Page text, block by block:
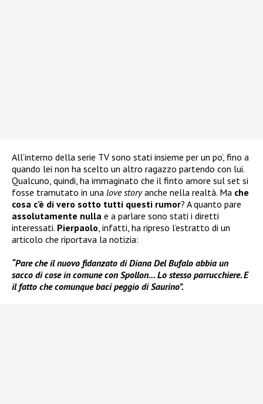
All’interno della serie TV sono stati insieme per un po’, fino a
quando lei non ha scelto un altro ragazzo partendo con lui.
Qualcuno, quindi, ha immaginato che il finto amore sul set si
fosse tramutato in una love storyanche nella realtà. Ma che
cosa c’è di vero sotto tutti questi rumor? A quanto pare
assolutamente nulla e a parlare sono stati i diretti
interessati. Pierpaolo, infatti, ha ripreso l’estratto di un
articolo che riportava la notizia:
“Pare che il nuovo fidanzato di Diana Del Bufalo abbia un
sacco di cose in comune con Spollon… Lo stesso parrucchiere. E
il fatto che comunque baci peggio di Saurino”.